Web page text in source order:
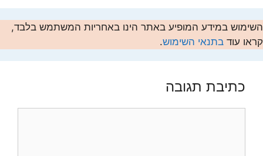
השימוש במידע המופיע באתר הינו באחריות המשתמש בלבד,
קראו עוד בתנאי השימוש.
כתיבת תגובה